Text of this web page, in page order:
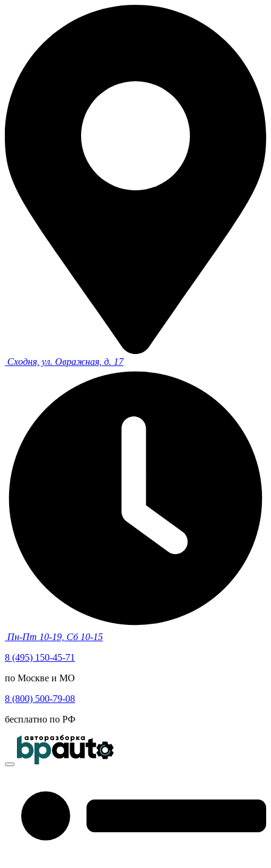
Сходня, ул. Овражная, д. 17
Пн-Пт 10-19, Сб 10-15
8 (495) 150-45-71
по Москве и МО
8 (800) 500-79-08
бесплатно по РФ